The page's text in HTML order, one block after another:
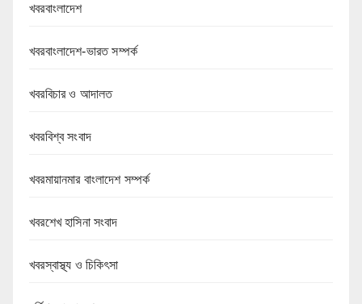
খবরবাংলাদেশ
খবরবাংলাদেশ-ভারত সম্পর্ক
খবরবিচার ও আদালত
খবরবিশ্ব সংবাদ
খবরমায়ানমার বাংলাদেশ সম্পর্ক
খবরশেখ হাসিনা সংবাদ
খবরস্বাস্থ্য ও চিকিৎসা